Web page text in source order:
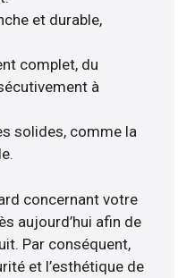
et durable,
complet, du
à
solides, comme la
concernant votre
aujourd’hui afin de
Par conséquent,
et l’esthétique de